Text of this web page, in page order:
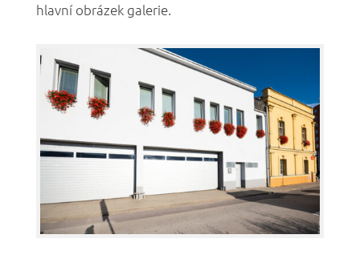
hlavní obrázek galerie.